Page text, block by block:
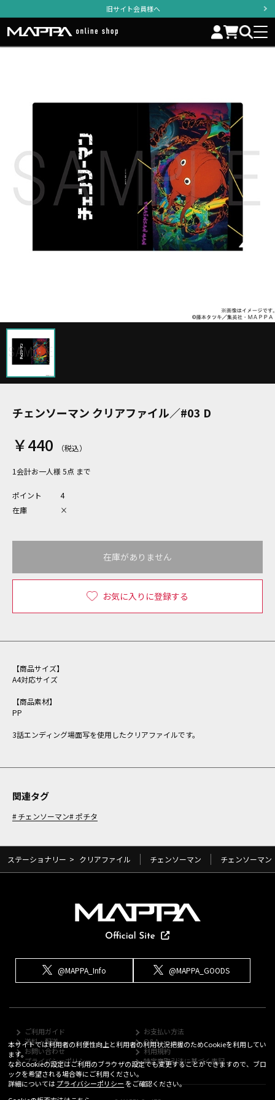
旧サイト会員様へ
チェンソーマン クリアファイル／#03 D
￥440
1会計お一人様 5点 まで
ポイント
4
在庫
×
お気に入りに登録する
在庫がありません
【商品サイズ】
A4対応サイズ
【商品素材】
PP
3話エンディング場面写を使用したクリアファイルです。
関連タグ
チェンソーマン ポチタ
ステーショナリー > クリアファイル チェンソーマン チェンソーマン
@MAPPA_Info @MAPPA_GOODS
ご利用ガイド
お支払い方法
送料・配送
Q&A
お問い合わせ
利用規約
プライバシーポリシー
特定商取引法に基づく表記
本サイトでは利用者の利便性向上と利用者の利用状況把握のためCookieを利用してい
ます。
なおCookieの設定はご利用のブラウザの設定でも変更することができますので、ブロ
ックを希望される場合等にご利用ください。
詳細についてはプライバシーポリシーをご確認ください。